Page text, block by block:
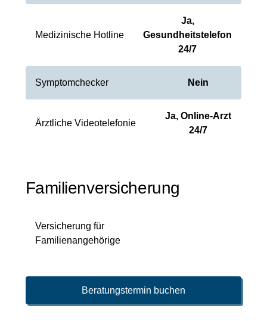
Medizinische Hotline
Ja,
Gesundheitstelefon
24/7
Symptomchecker Nein
Ärztliche Videotelefonie
Ja, Online-Arzt
24/7
Familienversicherung
Versicherung für
Familienangehörige
Beratungstermin buchen